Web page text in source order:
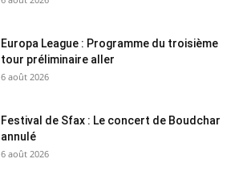
Europa League : Programme du troisième
tour préliminaire aller
6 août 2026
Festival de Sfax : Le concert de Boudchar
annulé
6 août 2026